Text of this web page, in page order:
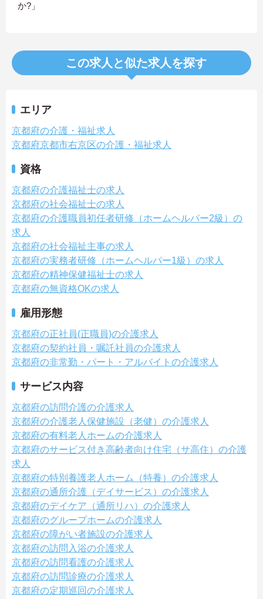
か?」
この求人と似た求人を探す
エリア
京都府の介護・福祉求人
京都府京都市右京区の介護・福祉求人
資格
京都府の介護福祉士の求人
京都府の社会福祉士の求人
京都府の介護職員初任者研修（ホームヘルパー2級）の
求人
京都府の社会福祉主事の求人
京都府の実務者研修（ホームヘルパー1級）の求人
京都府の精神保健福祉士の求人
京都府の無資格OKの求人
雇用形態
京都府の正社員(正職員)の介護求人
京都府の契約社員・嘱託社員の介護求人
京都府の非常勤・パート・アルバイトの介護求人
サービス内容
京都府の訪問介護の介護求人
京都府の介護老人保健施設（老健）の介護求人
京都府の有料老人ホームの介護求人
京都府のサービス付き高齢者向け住宅（サ高住）の介護
求人
京都府の特別養護老人ホーム（特養）の介護求人
京都府の通所介護（デイサービス）の介護求人
京都府のデイケア（通所リハ）の介護求人
京都府のグループホームの介護求人
京都府の障がい者施設の介護求人
京都府の訪問入浴の介護求人
京都府の訪問看護の介護求人
京都府の訪問診療の介護求人
京都府の定期巡回の介護求人